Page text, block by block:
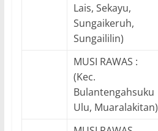
Lais, Sekayu,
Sungaikeruh,
Sungaililin)
MUSI RAWAS :
(Kec.
Bulantengahsuku
Ulu, Muaralakitan)